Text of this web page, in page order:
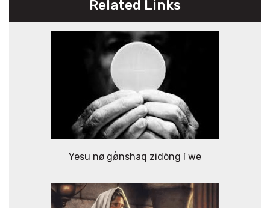
Related Links
Yesu nø gø̀nshaq zidòng í we